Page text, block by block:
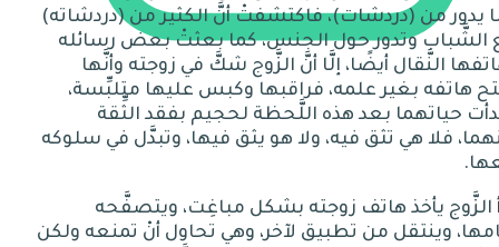
يدور من (دردشات)، فاكتشفتْ أنَّ الكثير من(دردشاته)
الشَّباب وتدور حول الجنس، كما بعثتْ بعض رسائله
النَّقال أيضًا، إلَّا أنَّ الزَّوج شكَّ في زوجته وأنَّها
هاتفه بغير علمه، فراقبها وكبس عليها متلبِّسة،
حياتهما بعد هذه اللَّحظة لحجيم بفقد الثِّقة
فلا هي تثق فيه، ولا هو يثق فيها، وتبدَّل في سلوكه
.
الزَّوج يأخذ هاتف زوجته بشكل مباغِت، ويتصفَّحه
وينتقل من تطبيق لآخر، وهي تحاول أنْ تمنعه ولكن